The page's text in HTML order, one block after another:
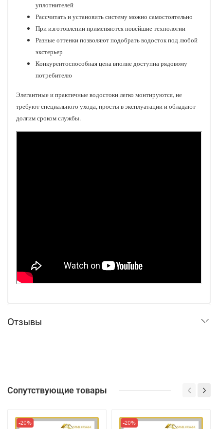
уплотнителей
Рассчитать и установить систему можно самостоятельно
При изготовлении применяются новейшие технологии
Разные оттенки позволяют подобрать водосток под любой
экстерьер
Конкурентоспособная цена вполне доступна рядовому
потребителю
Элегантные и практичные водостоки легко монтируются, не
требуют специального ухода, просты в эксплуатации и обладают
долгим сроком службы.
Отзывы
Сопутствующие товары
-20% -20%